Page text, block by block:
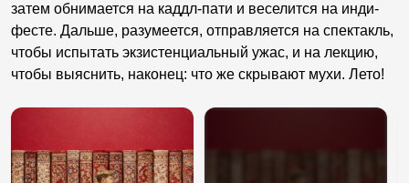
затем обнимается на каддл-пати и веселится на инди-
фесте. Дальше, разумеется, отправляется на спектакль,
чтобы испытать экзистенциальный ужас, и на лекцию,
чтобы выяснить, наконец: что же скрывают мухи. Лето!